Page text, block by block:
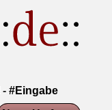
- #Eingabe